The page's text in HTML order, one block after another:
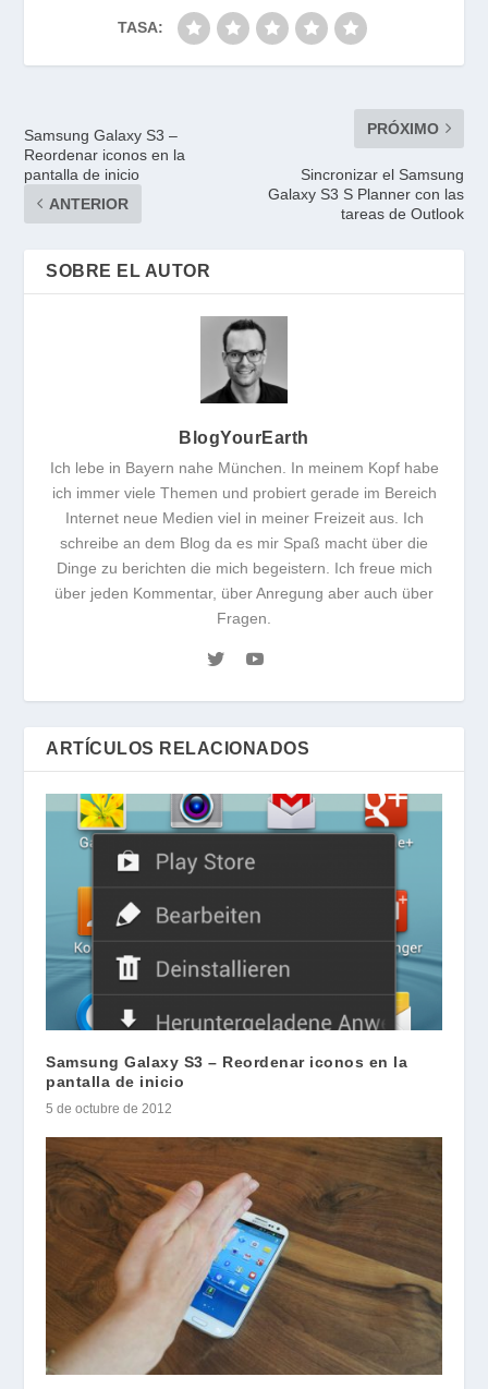
TASA:
Samsung Galaxy S3 –
Reordenar iconos en la
pantalla de inicio
ANTERIOR
PRÓXIMO
Sincronizar el Samsung
Galaxy S3 S Planner con las
tareas de Outlook
SOBRE EL AUTOR
BlogYourEarth
Ich lebe in Bayern nahe München. In meinem Kopf habe
ich immer viele Themen und probiert gerade im Bereich
Internet neue Medien viel in meiner Freizeit aus. Ich
schreibe an dem Blog da es mir Spaß macht über die
Dinge zu berichten die mich begeistern. Ich freue mich
über jeden Kommentar, über Anregung aber auch über
Fragen.
ARTÍCULOS RELACIONADOS
Samsung Galaxy S3 – Reordenar iconos en la
pantalla de inicio
5 de octubre de 2012